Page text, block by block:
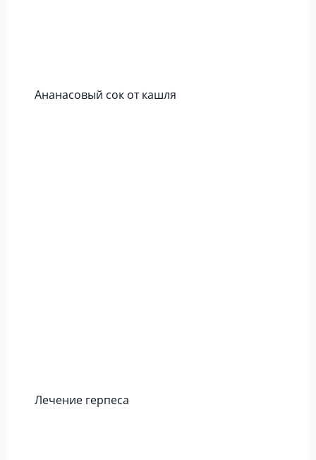
Ананасовый сок от кашля
Лечение герпеса